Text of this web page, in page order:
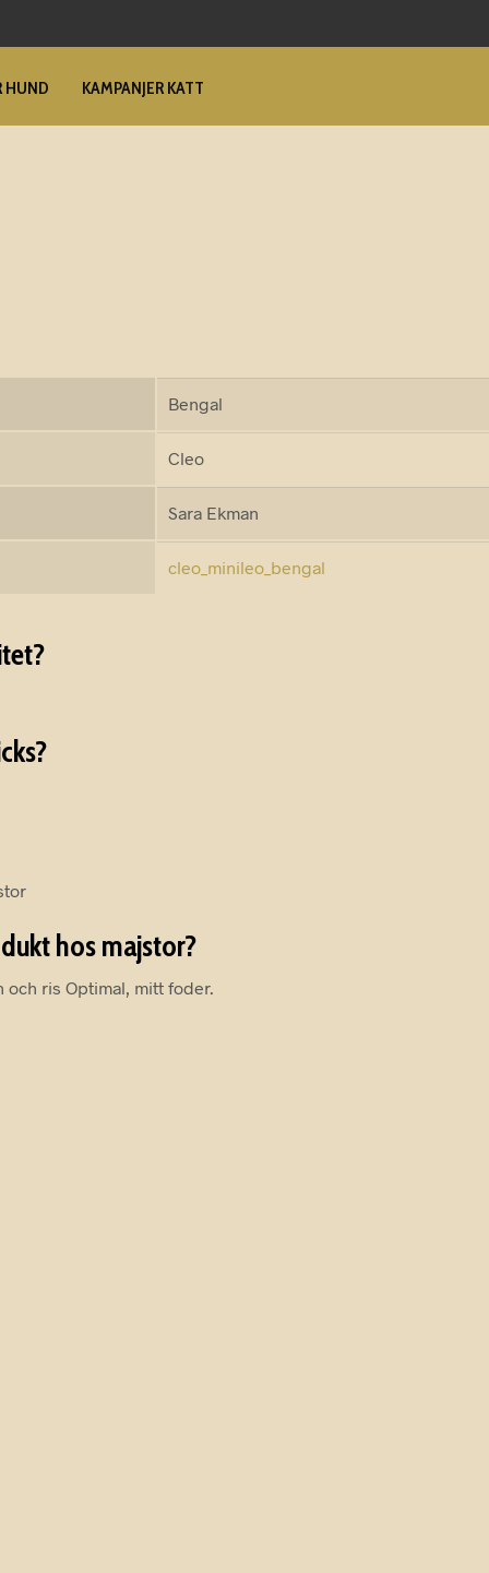
HUND KAMPANJER KATT
Bengal
Cleo
Sara Ekman
cleo_minileo_bengal
hos majstor?
och ris Optimal, mitt foder.